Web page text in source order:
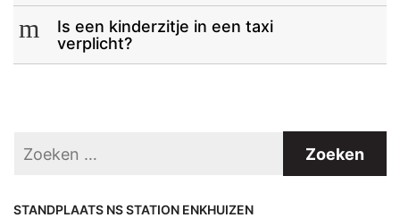
m
Is een kinderzitje in een taxi
verplicht?
STANDPLAATS NS STATION ENKHUIZEN